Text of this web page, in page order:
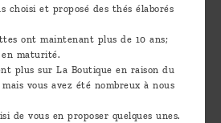
choisi et proposé des thés élaborés
ont maintenant plus de 10 ans;
maturité.
plus sur La Boutique en raison du
vous avez été nombreux à nous
de vous en proposer quelques unes.